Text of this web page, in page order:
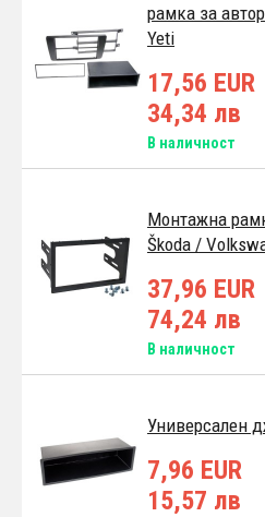
рамка за
Yeti
17,56 EUR
34,34 лв
В наличност
Монтажна
Škoda /
37,96 EUR
74,24 лв
В наличност
Универсален
7,96 EUR
15,57 лв